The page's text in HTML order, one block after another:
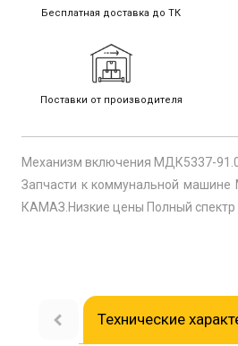
Бесплатная доставка до ТК
Поставки от производителя
Механизм включения МДК5337-
Запчасти к коммунальной
КАМАЗ.Низкие цены Полный спектр
Технические